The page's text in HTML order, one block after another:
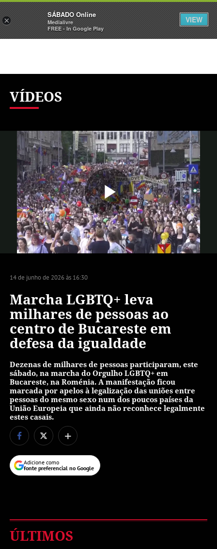
Sábado Assine Iniciar Sessão
VÍDEOS
14 de junho de 2026 às 16:30
Marcha LGBTQ+ leva
milhares de pessoas ao
centro de Bucareste em
defesa da igualdade
Dezenas de milhares de pessoas participaram, este
sábado, na marcha do Orgulho LGBTQ+ em
Bucareste, na Roménia. A manifestação ficou
marcada por apelos à legalização das uniões entre
pessoas do mesmo sexo num dos poucos países da
União Europeia que ainda não reconhece legalmente
estes casais.
+
Adicione como
fonte preferencial no Google
ÚLTIMOS
×
SÁBADO Online
Medialivre
FREE - In Google Play
VIEW